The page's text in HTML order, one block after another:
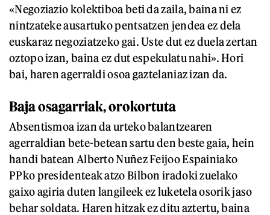
«Negoziazio kolektiboa beti da zaila, baina ni ez
nintzateke ausartuko pentsatzen jendea ez dela
euskaraz negoziatzeko gai. Uste dut ez duela zertan
oztopo izan, baina ez dut espekulatu nahi». Hori
bai, haren agerraldi osoa gaztelaniaz izan da.
Baja osagarriak, orokortuta
Absentismoa izan da urteko balantzearen
agerraldian bete-betean sartu den beste gaia, hein
handi batean Alberto Nuñez Feijoo Espainiako
PPko presidenteak atzo Bilbon iradoki zuelako
gaixo agiria duten langileek ez luketela osorik jaso
behar soldata. Haren hitzak ez ditu aztertu, baina